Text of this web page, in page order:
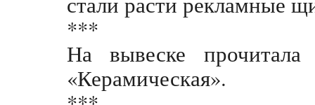
***
На вывеске прочитала
«Керамическая».